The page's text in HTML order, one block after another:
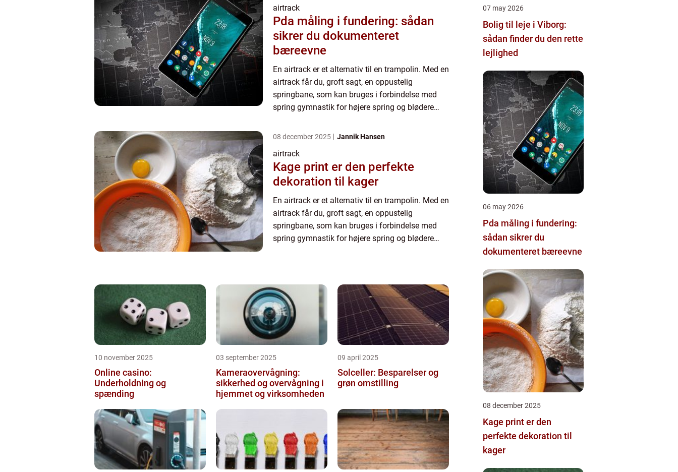
airtrack
Pda måling i fundering: sådan
sikrer du dokumenteret
bæreevne
En airtrack er et alternativ til en trampolin. Med en
airtrack får du, groft sagt, en oppustelig
springbane, som kan bruges i forbindelse med
spring gymnastik for højere spring og blødere
pakkes samme...
08 december 2025 Jannik Hansen
airtrack
Kage print er den perfekte
dekoration til kager
En airtrack er et alternativ til en trampolin. Med en
airtrack får du, groft sagt, en oppustelig
springbane, som kan bruges i forbindelse med
spring gymnastik for højere spring og blødere
10 november 2025
Online casino:
Underholdning og
spænding
03 september 2025
Kameraovervågning:
sikkerhed og overvågning i
hjemmet og virksomheden
09 april 2025
Solceller: Besparelser og
grøn omstilling
07 may 2026
Bolig til leje i Viborg:
sådan finder du den rette
lejlighed
06 may 2026
Pda måling i fundering:
sådan sikrer du
dokumenteret bæreevne
08 december 2025
Kage print er den
perfekte dekoration til
kager